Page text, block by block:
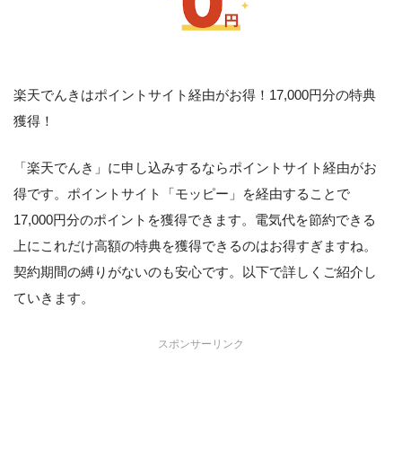
楽天でんきはポイントサイト経由がお得！17,000円分の特典
獲得！
「楽天でんき」に申し込みするならポイントサイト経由がお
得です。ポイントサイト「モッピー」を経由することで
17,000円分のポイントを獲得できます。電気代を節約できる
上にこれだけ高額の特典を獲得できるのはお得すぎますね。
契約期間の縛りがないのも安心です。以下で詳しくご紹介し
ていきます。
スポンサーリンク